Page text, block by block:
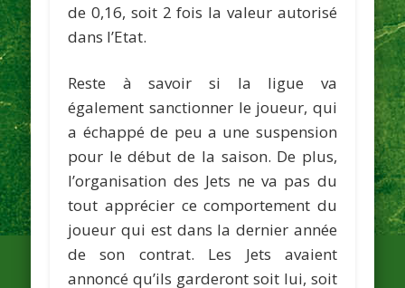
de 0,16, soit 2 fois la valeur autorisé
dans l’Etat.
Reste à savoir si la ligue va
également sanctionner le joueur, qui
a échappé de peu a une suspension
pour le début de la saison. De plus,
l’organisation des Jets ne va pas du
tout apprécier ce comportement du
joueur qui est dans la dernier année
de son contrat. Les Jets avaient
annoncé qu’ils garderont soit lui, soit